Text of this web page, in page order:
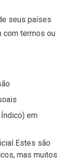
seus países
com termos ou
em
Estes são
mas muitos